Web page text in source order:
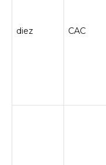
diez CAC